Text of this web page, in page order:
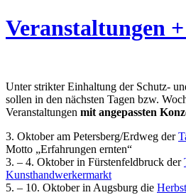
Veranstaltungen
Unter strikter Einhaltung der Schutz-
sollen in den nächsten Tagen bzw.
Veranstaltungen mit angepassten
3. Oktober am Petersberg/Erdweg der
Motto „Erfahrungen ernten“
3. – 4. Oktober in Fürstenfeldbruck der
Kunsthandwerkermarkt
5. – 10. Oktober in Augsburg die